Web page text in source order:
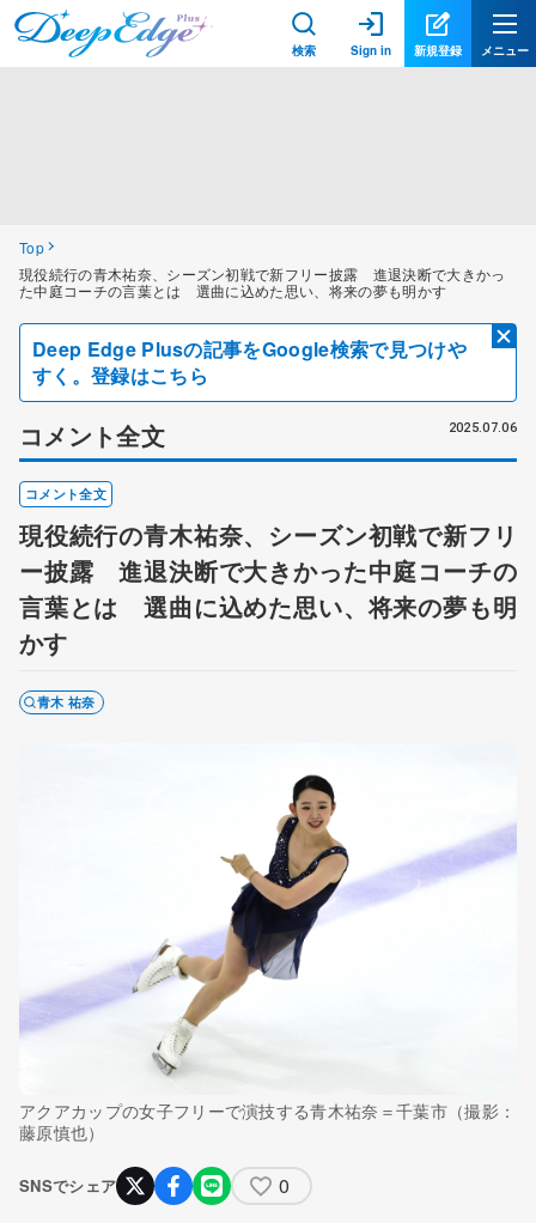
検索 Sign in 新規登録 メニュー
Top
現役続行の青木祐奈、シーズン初戦で新フリー披露 進退決断で大きかっ
た中庭コーチの言葉とは 選曲に込めた思い、将来の夢も明かす
Deep Edge Plusの記事をGoogle検索で見つけや
すく。登録はこちら
コメント全文 2025.07.06
コメント全文
現役続行の青木祐奈、シーズン初戦で新フリ
ー披露 進退決断で大きかった中庭コーチの
言葉とは 選曲に込めた思い、将来の夢も明
かす
青木 祐奈
アクアカップの女子フリーで演技する青木祐奈＝千葉市（撮影：
藤原慎也）
SNSでシェア 0